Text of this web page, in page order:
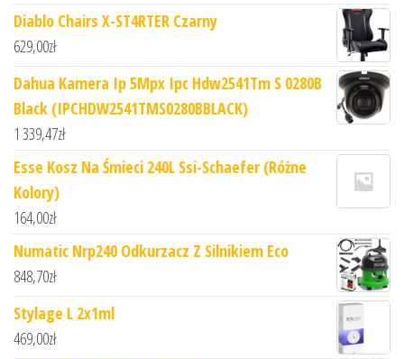
Diablo Chairs X-ST4RTER Czarny
629,00zł
Dahua Kamera Ip 5Mpx Ipc Hdw2541Tm S 0280B
Black (IPCHDW2541TMS0280BBLACK)
1 339,47zł
Esse Kosz Na Śmieci 240L Ssi-Schaefer (Różne
Kolory)
164,00zł
Numatic Nrp240 Odkurzacz Z Silnikiem Eco
848,70zł
Stylage L 2x1ml
469,00zł